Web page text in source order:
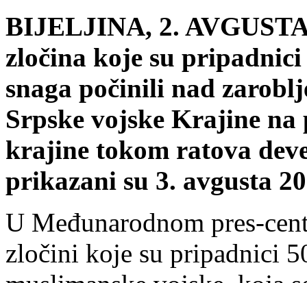
BIJELJINA, 2.
zločina koje su
snaga počinili nad
Srpske vojske Krajine
krajine tokom ratova
prikazani su 3. avgusta
U Međunarodnom pres-
zločini koje su pripadnici